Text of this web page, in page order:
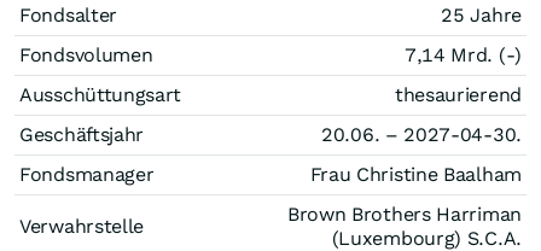
Fondsalter
25 Jahre
Fondsvolumen
7,14 Mrd. (-)
Ausschüttungsart
thesaurierend
Geschäftsjahr
20.06. – 2027-04-30.
Fondsmanager
Frau Christine Baalham
Verwahrstelle
Brown Brothers Harriman
(Luxembourg) S.C.A.